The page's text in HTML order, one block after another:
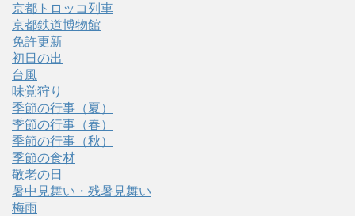
京都トロッコ列車
京都鉄道博物館
免許更新
初日の出
台風
味覚狩り
季節の行事（夏）
季節の行事（春）
季節の行事（秋）
季節の食材
敬老の日
暑中見舞い・残暑見舞い
梅雨